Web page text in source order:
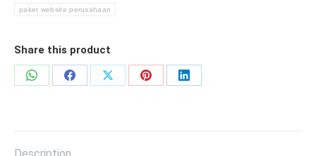
paket website perusahaan
Share this product
Share
Share
Share
Share
Share